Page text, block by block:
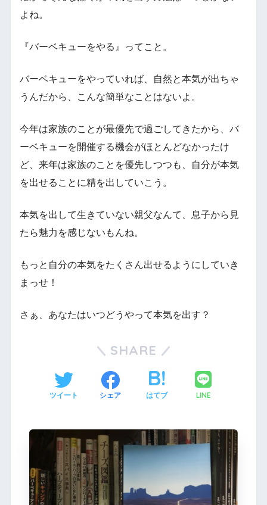
よね。
『バーベキューをやる』ってこと。
バーベキューをやっていれば、自然と本気が出ちゃ
うんだから、こんな簡単なことはないよ。
今年は家族のことが最優先で過ごしてきたから、バ
ーベキューを開催する機会がほとんどなかったけ
ど、来年は家族のことを優先しつつも、自分が本気
を出せることに精を出していこう。
本気を出して生きていない親父なんて、息子から見
たら魅力を感じないもんね。
もっと自分の本気をたくさん出せるようにしていき
まっせ！
さぁ、あなたはいつどうやって本気を出す？
SHARE
ツイート シェア はてブ LINE